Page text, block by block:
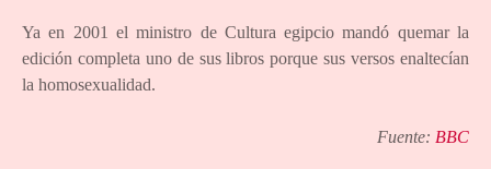
Ya en 2001 el ministro de Cultura egipcio mandó quemar la
edición completa uno de sus libros porque sus versos enaltecían
la homosexualidad.
Fuente: BBC